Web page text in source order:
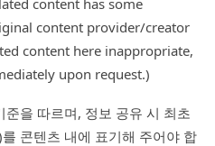
content has some
content provider/creator
content here inappropriate,
upon request.)
준을 따르며, 정보 공유 시 최초
콘텐츠 내에 표기해 주어야 합